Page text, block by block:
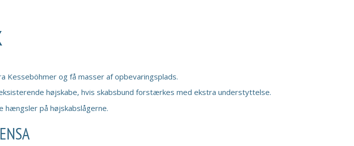
Kesseböhmer og få masser af opbevaringsplads.
højskabe, hvis skabsbund forstærkes med ekstra understyttelse.
hængsler på højskabslågerne.